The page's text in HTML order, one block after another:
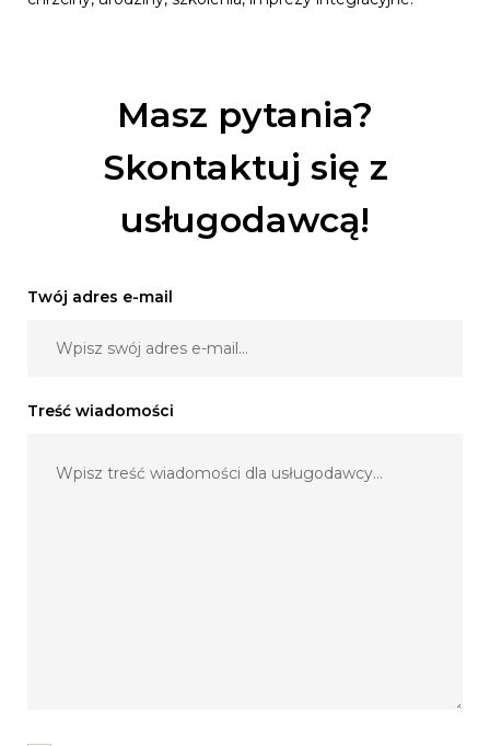
Masz pytania?
Skontaktuj się z
usługodawcą!
Twój adres e-mail
Treść wiadomości